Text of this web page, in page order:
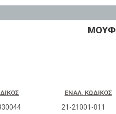
ΕΝΑΛ. ΚΩΔΙΚΌΣ
21-21001-011